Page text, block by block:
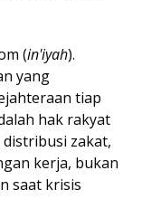
(in'iyah).
yang
tiap
hak rakyat
zakat,
kerja, bukan
saat krisis